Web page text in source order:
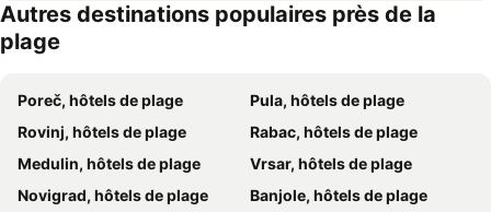
Grand Hotel Brioni Pula, A Radisson Collection Hotel
Park Plaza Arena Pula
Meneghetti Wine Hotel & Winery
Apartment Goga
Arena Indije Mobile Homes
Centinera Resort
Family Resort del Mar
Arena One 99 Glamping
Villa San Rocco Bed & Breakfast
Premantura Resort - Hotel & Restaurant
B&B Villa Velike Stine
Autres destinations populaires près de la
plage
Poreč, hôtels de plage
Pula, hôtels de plage
Rovinj, hôtels de plage
Rabac, hôtels de plage
Medulin, hôtels de plage
Vrsar, hôtels de plage
Novigrad, hôtels de plage
Banjole, hôtels de plage